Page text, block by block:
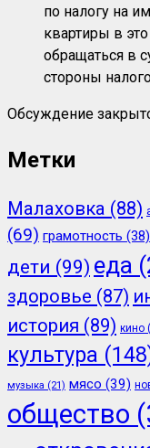
по налогу на
квартиры в
обращаться в
стороны
Обсуждение
Метки
Малаховка (88)
(69) грамотность (38)
дети (99) еда
здоровье (87)
история (89) кино
культура
музыка (21) мясо (39)
общество